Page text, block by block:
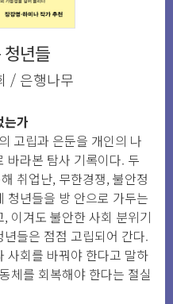
년들
/ 은행나무
는가
고립과 은둔을 개인의 나
바라본 탐사 기록이다. 두
취업난, 무한경쟁, 불안정
청년들을 방 안으로 가두는
이겨도 불안한 사회 분위기
들은 점점 고립되어 간다.
사회를 바꿔야 한다고 말하
체를 회복해야 한다는 절실